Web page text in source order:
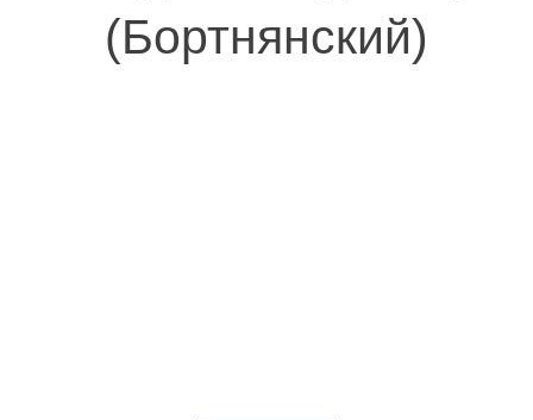
(Бортнянский)